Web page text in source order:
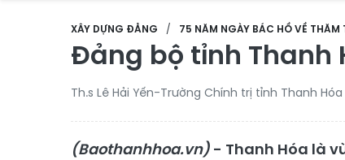
XÂY DỰNG ĐẢNG 75 NĂM NGÀY BÁC HỒ VỀ THĂM
Đảng bộ tỉnh Thanh
Th.s Lê Hải Yến-Trường Chính trị tỉnh Thanh Hóa
(Baothanhhoa.vn) - Thanh Hóa là